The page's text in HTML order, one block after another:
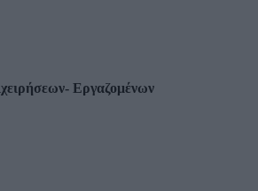
Εργαζομένων